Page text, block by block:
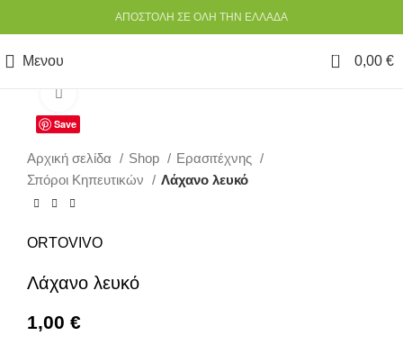
ΑΠΟΣΤΟΛΗ ΣΕ ΟΛΗ ΤΗΝ ΕΛΛΑΔΑ
Μενου 0 0,00 €
Save
Αρχική σελίδα Shop
Ερασιτέχνης
Σπόροι Κηπευτικών
Λάχανο λευκό
ORTOVIVO
Λάχανο λευκό
1,00 €